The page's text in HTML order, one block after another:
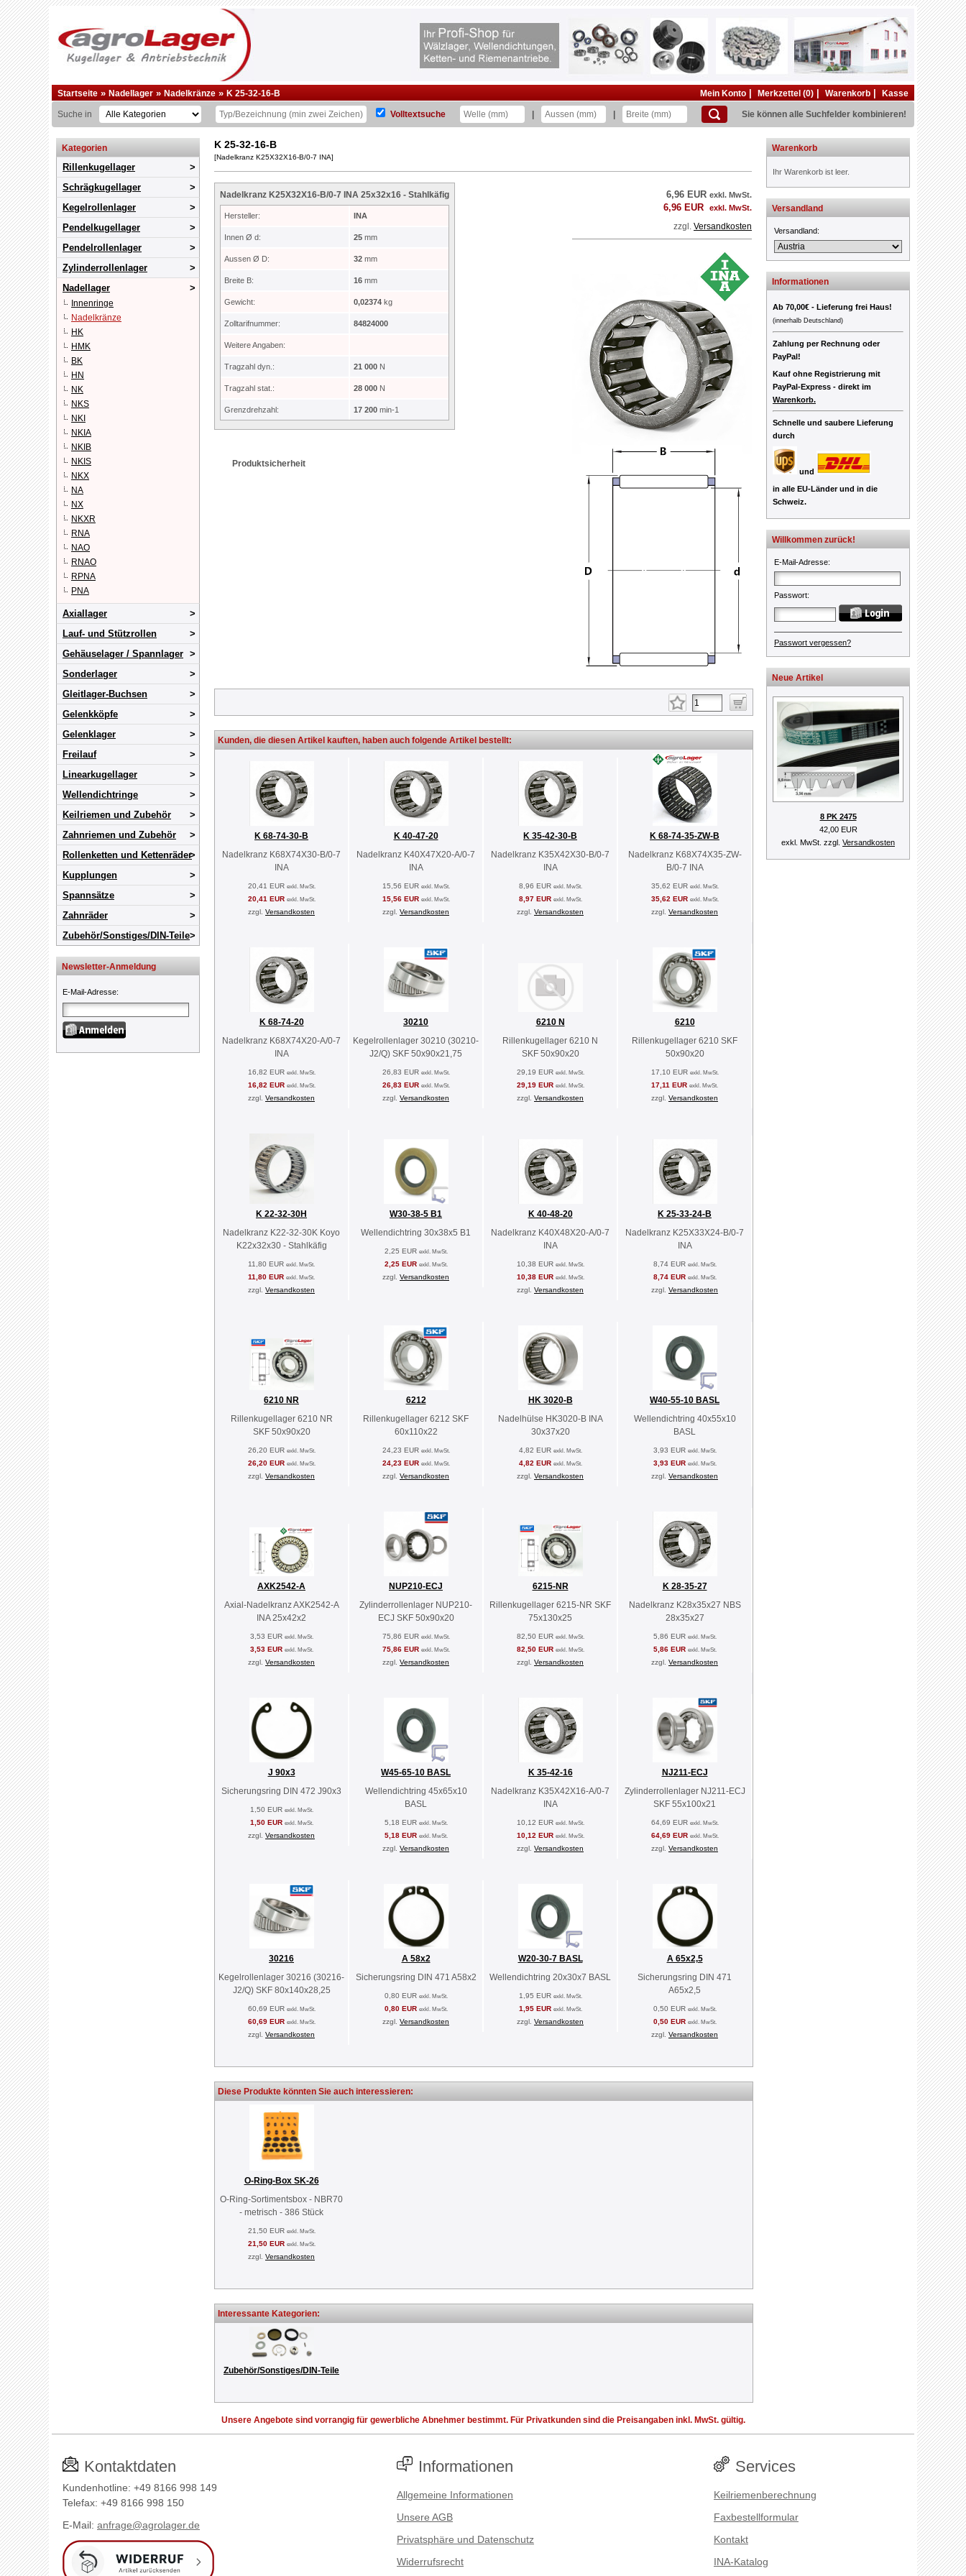
Startseite » Nadellager » Nadelkränze » K 25-32-16-B Mein Konto Merkzettel (0) Warenkorb Kasse
Suche in Volltextsuche Sie können alle Suchfelder kombinieren!
Kategorien
Rillenkugellager
Schrägkugellager
Kegelrollenlager
Pendelkugellager
Pendelrollenlager
Zylinderrollenlager
Nadellager
Innenringe
Nadelkränze
HK
HMK
BK
HN
NK
NKS
NKI
NKIA
NKIB
NKIS
NKX
NA
NX
NKXR
RNA
NAO
RNAO
RPNA
PNA
Axiallager
Lauf- und Stützrollen
Gehäuselager / Spannlager
Sonderlager
Gleitlager-Buchsen
Gelenkköpfe
Gelenklager
Freilauf
Linearkugellager
Wellendichtringe
Keilriemen und Zubehör
Zahnriemen und Zubehör
Rollenketten und Kettenräder
Kupplungen
Spannsätze
Zahnräder
Zubehör/Sonstiges/DIN-Teile
Newsletter-Anmeldung
E-Mail-Adresse:
K 25-32-16-B
[Nadelkranz K25X32X16-B/0-7 INA]
Nadelkranz K25X32X16-B/0-7 INA 25x32x16 - Stahlkäfig
Hersteller: INA
Innen Ø d: 25 mm
Aussen Ø D: 32 mm
Breite B: 16 mm
Gewicht: 0,02374 kg
Zolltarifnummer: 84824000
Weitere Angaben:
Tragzahl dyn.: 21 000 N
Tragzahl stat.: 28 000 N
Grenzdrehzahl: 17 200 min-1
Produktsicherheit
6,96 EUR exkl. MwSt.
6,96 EUR exkl. MwSt.
zzgl. Versandkosten
Kunden, die diesen Artikel kauften, haben auch folgende Artikel bestellt:
K 68-74-30-B
Nadelkranz K68X74X30-B/0-7
INA
20,41 EUR exkl. MwSt.
20,41 EUR exkl. MwSt.
zzgl. Versandkosten
K 40-47-20
Nadelkranz K40X47X20-A/0-7
INA
15,56 EUR exkl. MwSt.
15,56 EUR exkl. MwSt.
zzgl. Versandkosten
K 35-42-30-B
Nadelkranz K35X42X30-B/0-7
INA
8,96 EUR exkl. MwSt.
8,97 EUR exkl. MwSt.
zzgl. Versandkosten
K 68-74-35-ZW-B
Nadelkranz K68X74X35-ZW-
B/0-7 INA
35,62 EUR exkl. MwSt.
35,62 EUR exkl. MwSt.
zzgl. Versandkosten
K 68-74-20
Nadelkranz K68X74X20-A/0-7
INA
16,82 EUR exkl. MwSt.
16,82 EUR exkl. MwSt.
zzgl. Versandkosten
30210
Kegelrollenlager 30210 (30210-
J2/Q) SKF 50x90x21,75
26,83 EUR exkl. MwSt.
26,83 EUR exkl. MwSt.
zzgl. Versandkosten
6210 N
Rillenkugellager 6210 N
SKF 50x90x20
29,19 EUR exkl. MwSt.
29,19 EUR exkl. MwSt.
zzgl. Versandkosten
6210
Rillenkugellager 6210 SKF
50x90x20
17,10 EUR exkl. MwSt.
17,11 EUR exkl. MwSt.
zzgl. Versandkosten
K 22-32-30H
Nadelkranz K22-32-30K Koyo
K22x32x30 - Stahlkäfig
11,80 EUR exkl. MwSt.
11,80 EUR exkl. MwSt.
zzgl. Versandkosten
W30-38-5 B1
Wellendichtring 30x38x5 B1
2,25 EUR exkl. MwSt.
2,25 EUR exkl. MwSt.
zzgl. Versandkosten
K 40-48-20
Nadelkranz K40X48X20-A/0-7
INA
10,38 EUR exkl. MwSt.
10,38 EUR exkl. MwSt.
zzgl. Versandkosten
K 25-33-24-B
Nadelkranz K25X33X24-B/0-7
INA
8,74 EUR exkl. MwSt.
8,74 EUR exkl. MwSt.
zzgl. Versandkosten
6210 NR
Rillenkugellager 6210 NR
SKF 50x90x20
26,20 EUR exkl. MwSt.
26,20 EUR exkl. MwSt.
zzgl. Versandkosten
6212
Rillenkugellager 6212 SKF
60x110x22
24,23 EUR exkl. MwSt.
24,23 EUR exkl. MwSt.
zzgl. Versandkosten
HK 3020-B
Nadelhülse HK3020-B INA
30x37x20
4,82 EUR exkl. MwSt.
4,82 EUR exkl. MwSt.
zzgl. Versandkosten
W40-55-10 BASL
Wellendichtring 40x55x10
BASL
3,93 EUR exkl. MwSt.
3,93 EUR exkl. MwSt.
zzgl. Versandkosten
AXK2542-A
Axial-Nadelkranz AXK2542-A
INA 25x42x2
3,53 EUR exkl. MwSt.
3,53 EUR exkl. MwSt.
zzgl. Versandkosten
NUP210-ECJ
Zylinderrollenlager NUP210-
ECJ SKF 50x90x20
75,86 EUR exkl. MwSt.
75,86 EUR exkl. MwSt.
zzgl. Versandkosten
6215-NR
Rillenkugellager 6215-NR SKF
75x130x25
82,50 EUR exkl. MwSt.
82,50 EUR exkl. MwSt.
zzgl. Versandkosten
K 28-35-27
Nadelkranz K28x35x27 NBS
28x35x27
5,86 EUR exkl. MwSt.
5,86 EUR exkl. MwSt.
zzgl. Versandkosten
J 90x3
Sicherungsring DIN 472 J90x3
1,50 EUR exkl. MwSt.
1,50 EUR exkl. MwSt.
zzgl. Versandkosten
W45-65-10 BASL
Wellendichtring 45x65x10
BASL
5,18 EUR exkl. MwSt.
5,18 EUR exkl. MwSt.
zzgl. Versandkosten
K 35-42-16
Nadelkranz K35X42X16-A/0-7
INA
10,12 EUR exkl. MwSt.
10,12 EUR exkl. MwSt.
zzgl. Versandkosten
NJ211-ECJ
Zylinderrollenlager NJ211-ECJ
SKF 55x100x21
64,69 EUR exkl. MwSt.
64,69 EUR exkl. MwSt.
zzgl. Versandkosten
30216
Kegelrollenlager 30216 (30216-
J2/Q) SKF 80x140x28,25
60,69 EUR exkl. MwSt.
60,69 EUR exkl. MwSt.
zzgl. Versandkosten
A 58x2
Sicherungsring DIN 471 A58x2
0,80 EUR exkl. MwSt.
0,80 EUR exkl. MwSt.
zzgl. Versandkosten
W20-30-7 BASL
Wellendichtring 20x30x7 BASL
1,95 EUR exkl. MwSt.
1,95 EUR exkl. MwSt.
zzgl. Versandkosten
A 65x2,5
Sicherungsring DIN 471
A65x2,5
0,50 EUR exkl. MwSt.
0,50 EUR exkl. MwSt.
zzgl. Versandkosten
Diese Produkte könnten Sie auch interessieren:
O-Ring-Box SK-26
O-Ring-Sortimentsbox - NBR70
- metrisch - 386 Stück
21,50 EUR exkl. MwSt.
21,50 EUR exkl. MwSt.
zzgl. Versandkosten
Interessante Kategorien:
Zubehör/Sonstiges/DIN-Teile
Warenkorb
Ihr Warenkorb ist leer.
Versandland
Versandland:
Informationen
Ab 70,00€ - Lieferung frei Haus!
(innerhalb Deutschland)
Zahlung per Rechnung oder
PayPal!
Kauf ohne Registrierung mit
PayPal-Express - direkt im
Warenkorb.
Schnelle und saubere Lieferung
durch
und
in alle EU-Länder und in die
Schweiz.
Willkommen zurück!
E-Mail-Adresse:
Passwort:
Passwort vergessen?
Neue Artikel
8 PK 2475
42,00 EUR
exkl. MwSt. zzgl. Versandkosten
Unsere Angebote sind vorrangig für gewerbliche Abnehmer bestimmt. Für Privatkunden sind die Preisangaben inkl. MwSt. gültig.
Kontaktdaten
Kundenhotline: +49 8166 998 149
Telefax: +49 8166 998 150
E-Mail: anfrage@agrolager.de
Informationen
Allgemeine Informationen
Unsere AGB
Privatsphäre und Datenschutz
Widerrufsrecht
Services
Keilriemenberechnung
Faxbestellformular
Kontakt
INA-Katalog